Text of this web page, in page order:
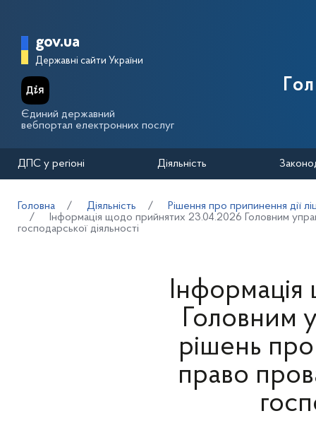
Головна сторінка Державної
gov.ua
Державні сайти України
Єдиний державний
вебпортал електронних послуг
ДПС у регіоні Діяльність
Головна Діяльність
Рішення про припинення дії
Інформація щодо прийнятих 23.04.2026 Головним
господарської діяльності
Головним
рішень про
право